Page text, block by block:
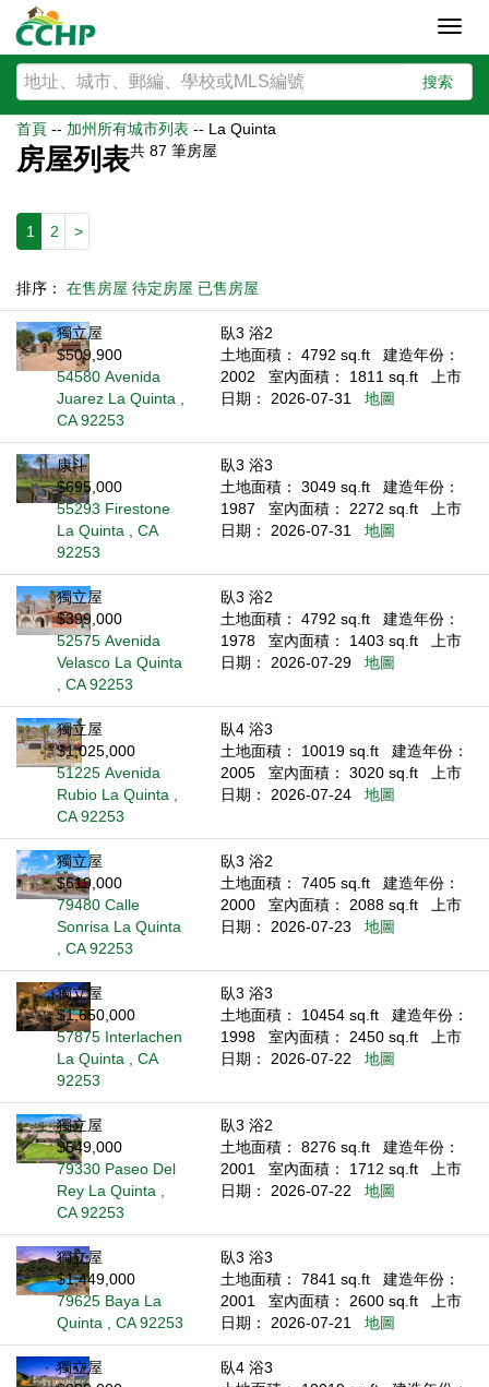
搜索
首頁 -- 加州所有城市列表 -- La Quinta
房屋列表共 87 筆房屋
1 2 >
排序： 在售房屋 待定房屋 已售房屋
獨立屋
$509,900
54580 Avenida
Juarez La Quinta ,
CA 92253
臥3 浴2
土地面積： 4792 sq.ft
建造年份：
2002
室內面積： 1811 sq.ft
上市
日期： 2026-07-31
地圖
康斗
$695,000
55293 Firestone
La Quinta , CA
92253
臥3 浴3
土地面積： 3049 sq.ft
建造年份：
1987
室內面積： 2272 sq.ft
上市
日期： 2026-07-31
地圖
獨立屋
$399,000
52575 Avenida
Velasco La Quinta
, CA 92253
臥3 浴2
土地面積： 4792 sq.ft
建造年份：
1978
室內面積： 1403 sq.ft
上市
日期： 2026-07-29
地圖
獨立屋
$1,025,000
51225 Avenida
Rubio La Quinta ,
CA 92253
臥4 浴3
土地面積： 10019 sq.ft
建造年份：
2005
室內面積： 3020 sq.ft
上市
日期： 2026-07-24
地圖
獨立屋
$619,000
79480 Calle
Sonrisa La Quinta
, CA 92253
臥3 浴2
土地面積： 7405 sq.ft
建造年份：
2000
室內面積： 2088 sq.ft
上市
日期： 2026-07-23
地圖
獨立屋
$1,650,000
57875 Interlachen
La Quinta , CA
92253
臥3 浴3
土地面積： 10454 sq.ft
建造年份：
1998
室內面積： 2450 sq.ft
上市
日期： 2026-07-22
地圖
獨立屋
$549,000
79330 Paseo Del
Rey La Quinta ,
CA 92253
臥3 浴2
土地面積： 8276 sq.ft
建造年份：
2001
室內面積： 1712 sq.ft
上市
日期： 2026-07-22
地圖
獨立屋
$1,449,000
79625 Baya La
Quinta , CA 92253
臥3 浴3
土地面積： 7841 sq.ft
建造年份：
2001
室內面積： 2600 sq.ft
上市
日期： 2026-07-21
地圖
獨立屋
臥4 浴3